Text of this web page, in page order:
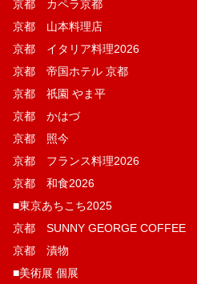
京都 カペラ京都
京都 山本料理店
京都 イタリア料理2026
京都 帝国ホテル 京都
京都 祇園 やま平
京都 かはづ
京都 照今
京都 フランス料理2026
京都 和食2026
■東京あちこち2025
京都 SUNNY GEORGE COFFEE
京都 漬物
■美術展 個展